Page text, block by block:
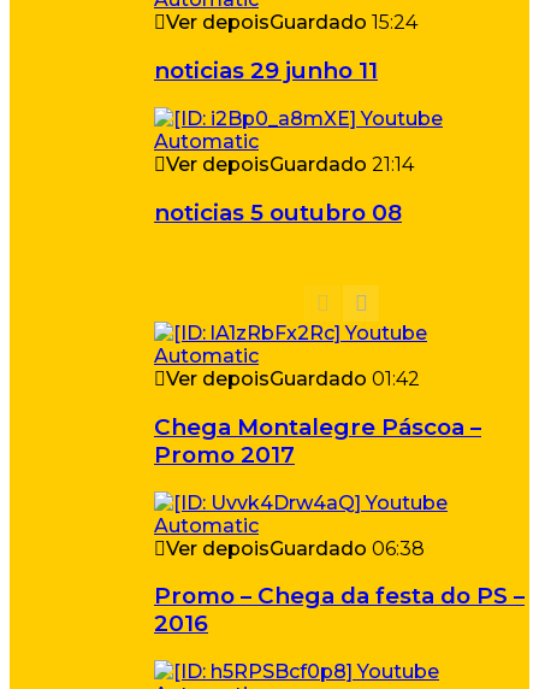
Ver depoisGuardado 15:24
noticias 29 junho 11
Ver depoisGuardado 21:14
noticias 5 outubro 08
Ver depoisGuardado 01:42
Chega Montalegre Páscoa –
Promo 2017
Ver depoisGuardado 06:38
Promo – Chega da festa do PS –
2016